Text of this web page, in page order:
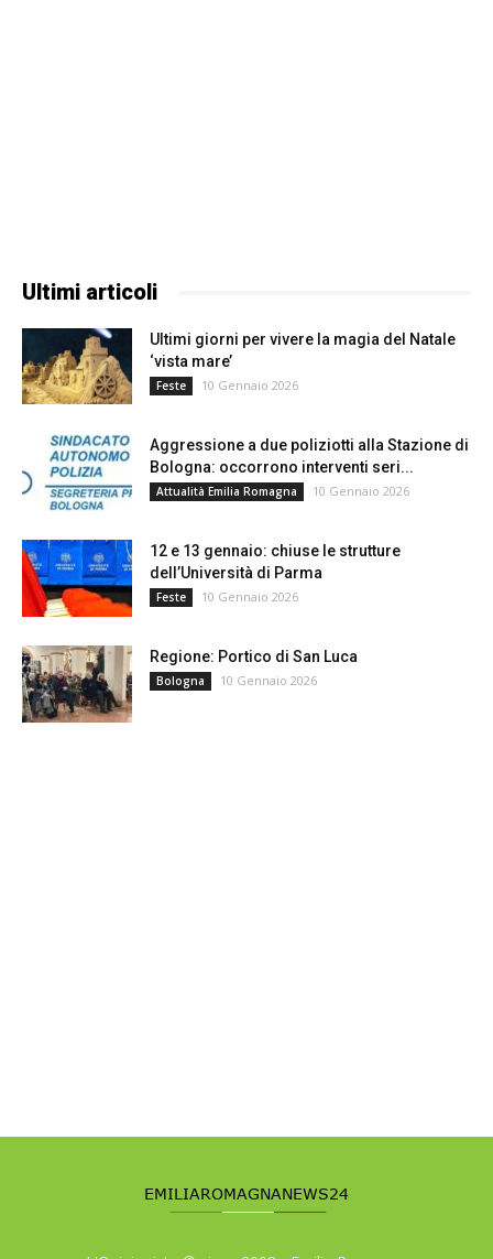
Ultimi articoli
Ultimi giorni per vivere la magia del Natale
‘vista mare’
Feste 10 Gennaio 2026
Aggressione a due poliziotti alla Stazione di
Bologna: occorrono interventi seri...
Attualità Emilia Romagna 10 Gennaio 2026
12 e 13 gennaio: chiuse le strutture
dell’Università di Parma
Feste 10 Gennaio 2026
Regione: Portico di San Luca
Bologna 10 Gennaio 2026